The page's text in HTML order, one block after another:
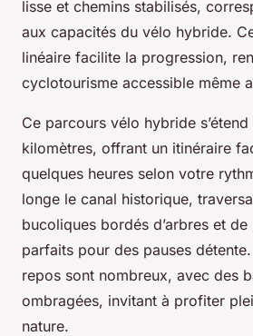
lisse et chemins stabilisés,
aux capacités du vélo hybride.
linéaire facilite la progression,
cyclotourisme accessible même
Ce parcours vélo hybride
kilomètres, offrant un itinéraire
quelques heures selon votre
longe le canal historique,
bucoliques bordés d’arbres et
parfaits pour des pauses
repos sont nombreux, avec des
ombragées, invitant à profiter
nature.